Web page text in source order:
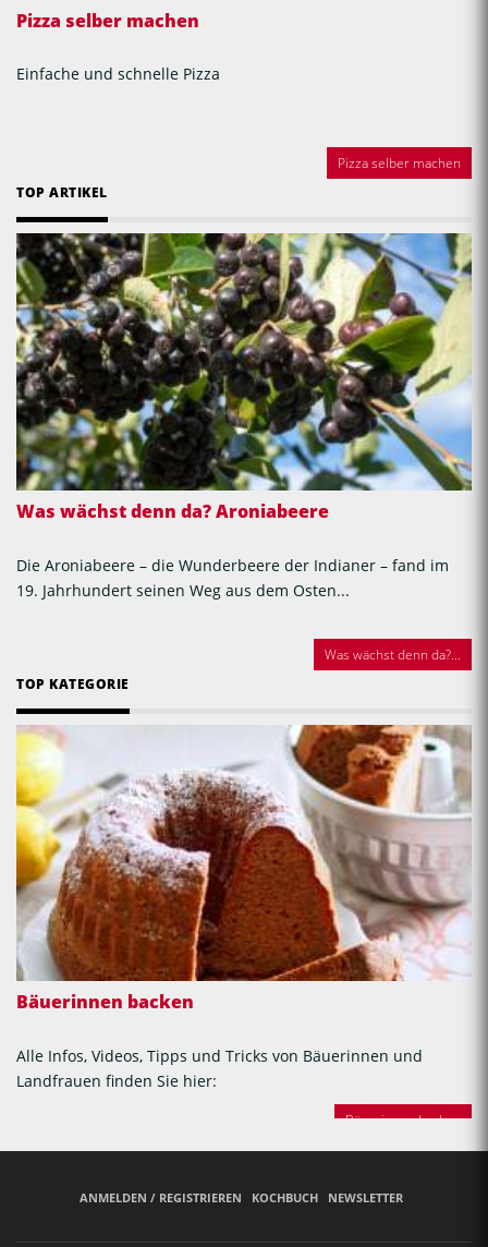
Pizza selber machen
Einfache und schnelle Pizza
Pizza selber machen
TOP ARTIKEL
Was wächst denn da? Aroniabeere
Die Aroniabeere – die Wunderbeere der Indianer – fand im
19. Jahrhundert seinen Weg aus dem Osten...
Was wächst denn da?...
TOP KATEGORIE
Bäuerinnen backen
Alle Infos, Videos, Tipps und Tricks von Bäuerinnen und
Landfrauen finden Sie hier:
Bäuerinnen backen
ANMELDEN / REGISTRIEREN KOCHBUCH NEWSLETTER